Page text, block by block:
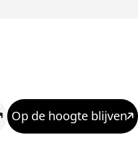
Op de hoogte blijven